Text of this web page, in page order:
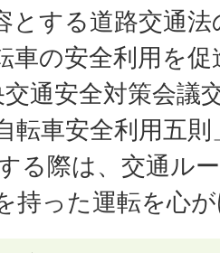
とする道路交通
車の安全利用を
通安全対策会議
転車安全利用五
る際は、交通ル
持った運転を心